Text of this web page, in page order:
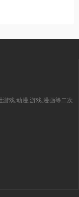
戏,动漫,游戏,漫画等二次